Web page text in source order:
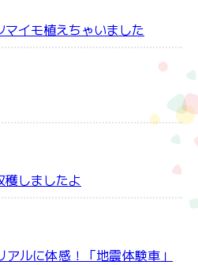
イモ植えちゃいました
穫しましたよ
ルに体感！「地震体験車」